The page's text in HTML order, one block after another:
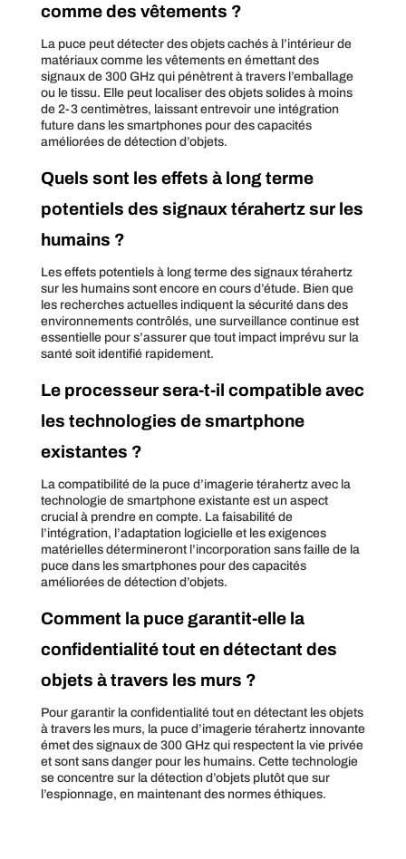
comme des vêtements ?
La puce peut détecter des objets cachés à l’intérieur de
matériaux comme les vêtements en émettant des
signaux de 300 GHz qui pénètrent à travers l’emballage
ou le tissu. Elle peut localiser des objets solides à moins
de 2-3 centimètres, laissant entrevoir une intégration
future dans les smartphones pour des capacités
améliorées de détection d’objets.
Quels sont les effets à long terme
potentiels des signaux térahertz sur les
humains ?
Les effets potentiels à long terme des signaux térahertz
sur les humains sont encore en cours d’étude. Bien que
les recherches actuelles indiquent la sécurité dans des
environnements contrôlés, une surveillance continue est
essentielle pour s’assurer que tout impact imprévu sur la
santé soit identifié rapidement.
Le processeur sera-t-il compatible avec
les technologies de smartphone
existantes ?
La compatibilité de la puce d’imagerie térahertz avec la
technologie de smartphone existante est un aspect
crucial à prendre en compte. La faisabilité de
l’intégration, l’adaptation logicielle et les exigences
matérielles détermineront l’incorporation sans faille de la
puce dans les smartphones pour des capacités
améliorées de détection d’objets.
Comment la puce garantit-elle la
confidentialité tout en détectant des
objets à travers les murs ?
Pour garantir la confidentialité tout en détectant les objets
à travers les murs, la puce d’imagerie térahertz innovante
émet des signaux de 300 GHz qui respectent la vie privée
et sont sans danger pour les humains. Cette technologie
se concentre sur la détection d’objets plutôt que sur
l’espionnage, en maintenant des normes éthiques.